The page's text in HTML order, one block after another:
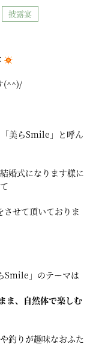
披露宴
(^^)/
美らSmile」と呼ん
婚式になります様に
させて頂いておりま
Smile」のテーマは
、自然体で楽しむ
釣りが趣味なおふた